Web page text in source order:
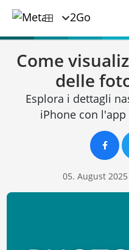
Come
delle
Esplora i dettagli
iPhone con
05. August